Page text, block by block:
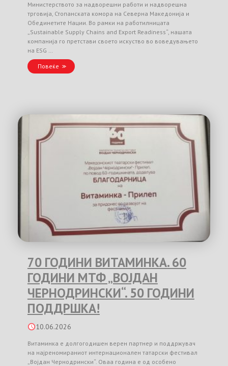
Министерството за надворешни работи и надворешна
трговија, Стопанската комора на Северна Македонија и
Обединетите Нации. Во рамки на работилницата
„Sustainable Supply Chains and Export Readiness“, нашата
компанија го претстави своето искуство во воведувањето
на ESG …
Повеќе
70 ГОДИНИ ВИТАМИНКА. 60
ГОДИНИ МТФ „ВОЈДАН
ЧЕРНОДРИНСКИ“. 50 ГОДИНИ
ПОДДРШКА!
10.06.2026
Витаминка е долгогодишен верен партнер и поддржувач
на најреномираниот интернационален татарски фестивал
„Војдан Чернодрински“. Оваа година е од особено